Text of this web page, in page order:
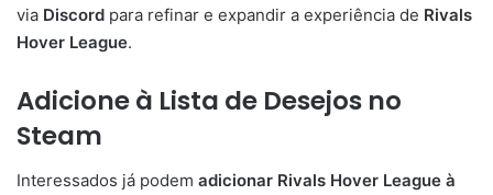
via Discord para refinar e expandir a experiência de Rivals
Hover League.
Adicione à Lista de Desejos no
Steam
Interessados já podem adicionar Rivals Hover League à